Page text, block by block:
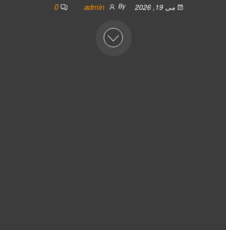
می 19, 2026 By
admin
0